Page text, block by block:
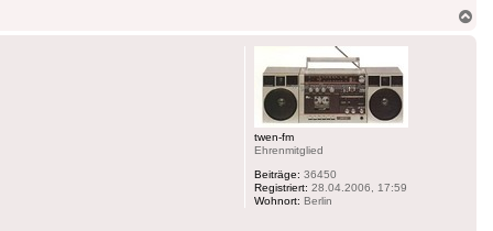
twen-fm
Ehrenmitglied
Beiträge: 36450
Registriert: 28.04.2006, 17:59
Wohnort: Berlin